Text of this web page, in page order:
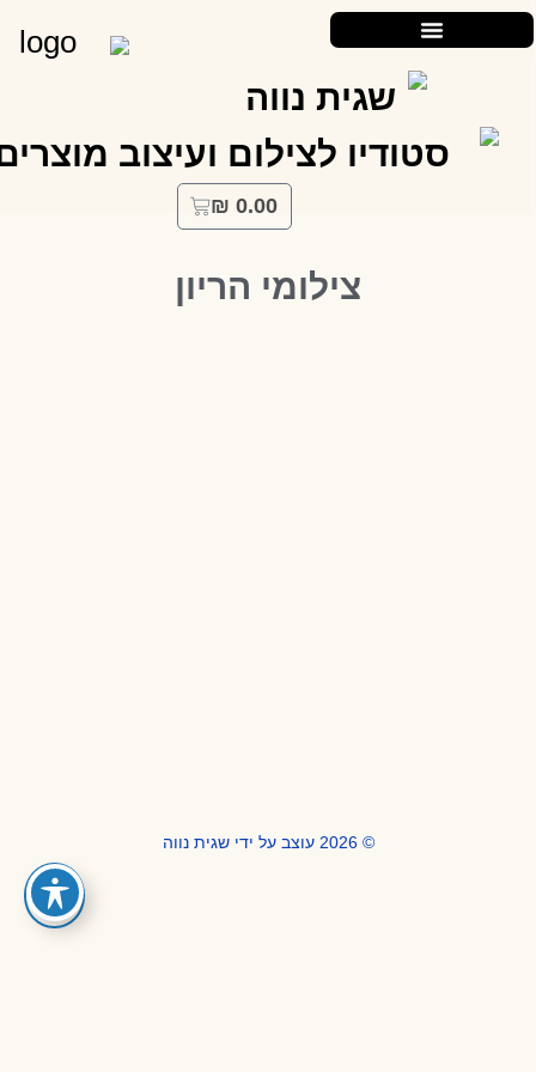
₪ 0.00
צילומי הריון
© 2026 עוצב על ידי שגית נווה